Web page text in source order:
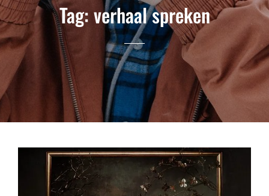
Tag:verhaal spreken